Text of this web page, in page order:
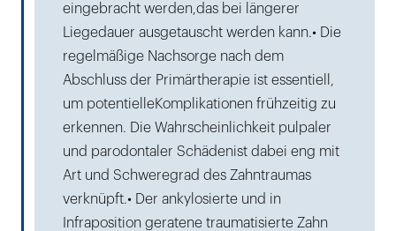
eingebracht werden,das bei längerer
Liegedauer ausgetauscht werden kann.• Die
regelmäßige Nachsorge nach dem
Abschluss der Primärtherapie ist essentiell,
um potentielleKomplikationen frühzeitig zu
erkennen. Die Wahrscheinlichkeit pulpaler
und parodontaler Schädenist dabei eng mit
Art und Schweregrad des Zahntraumas
verknüpft.• Der ankylosierte und in
Infraposition geratene traumatisierte Zahn